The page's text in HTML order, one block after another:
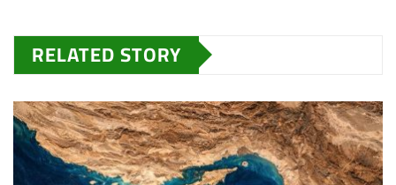
RELATED STORY